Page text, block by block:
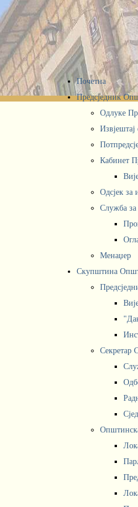
Почетна
Предсједник
Одлуке
Кабинет
Одсјек
Служба
Менаџер
Скупштина
Секретар